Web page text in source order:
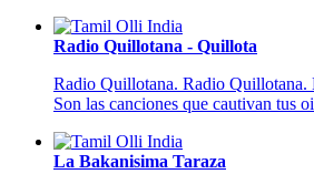
Radio Quillotana - Quillota
Radio Quillotana. Radio Quillotana.
Son las canciones que cautivan tus
La Bakanisima Taraza